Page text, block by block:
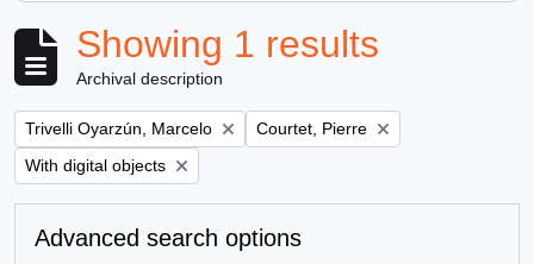
Showing 1 results
Archival description
Remove filter:
Trivelli Oyarzún, Marcelo Remove filter:
Courtet, Pierre
Remove filter:
With digital objects
Advanced search options